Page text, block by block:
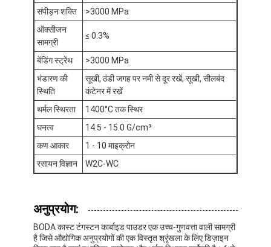
टंगस्टन धातु पाउडर
सीमेंटेड कार्बाइड पेलेट
धातु कार्बाइड पाउडर
वेल्डिंग की छड़
लेजर क्लैडिंग पाउडर
सिरेमिक ऑक्साइड पाउडर
संपीड़न शक्ति
>3000 MPa
ऑक्सीजन
सामग्री
≤ 0.3%
बेंडिंग स्ट्रेंथ
>3000 MPa
भंडारण की
स्थिति
सूखी, ठंडी जगह पर नमी से दूर रखें; सूखी, सीलबंद
कंटेनर में रखें
थर्मल स्थिरता
1400°C तक स्थिर
घनत्व
14.5 - 15.0 G/cm³
कण आकार
1 - 10 माइक्रोन
रसायन विज्ञान
W2C-WC
अनुप्रयोग:
BODA कास्ट टंगस्टन कार्बाइड पाउडर एक उच्च-गुणवत्ता वाली सामग्री
है जिसे औद्योगिक अनुप्रयोगों की एक विस्तृत श्रृंखला के लिए डिज़ाइन